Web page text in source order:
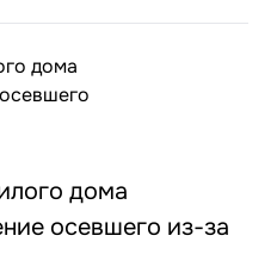
дома
осевшего из-за